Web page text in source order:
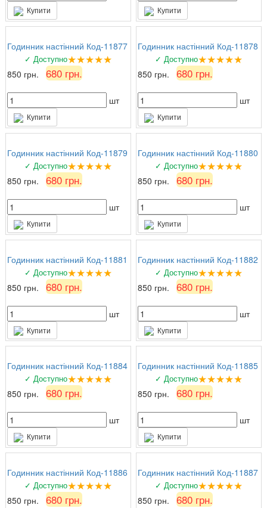
Купити Купити
Годинник настінний Код-11877
✓ Доступно★★★★★
850 грн. 680 грн.
шт
Купити
Годинник настінний Код-11878
✓ Доступно★★★★★
850 грн. 680 грн.
шт
Купити
Годинник настінний Код-11879
✓ Доступно★★★★★
850 грн. 680 грн.
шт
Купити
Годинник настінний Код-11880
✓ Доступно★★★★★
850 грн. 680 грн.
шт
Купити
Годинник настінний Код-11881
✓ Доступно★★★★★
850 грн. 680 грн.
шт
Купити
Годинник настінний Код-11882
✓ Доступно★★★★★
850 грн. 680 грн.
шт
Купити
Годинник настінний Код-11884
✓ Доступно★★★★★
850 грн. 680 грн.
шт
Купити
Годинник настінний Код-11885
✓ Доступно★★★★★
850 грн. 680 грн.
шт
Купити
Годинник настінний Код-11886
✓ Доступно★★★★★
850 грн. 680 грн.
Годинник настінний Код-11887
✓ Доступно★★★★★
850 грн. 680 грн.